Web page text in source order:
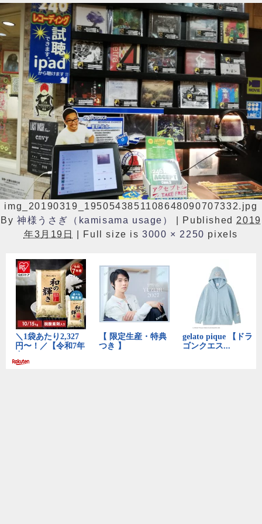
img_20190319_1950543851108648090707332.jpg
By 神様うさぎ（kamisama usage） Published 2019
年3月19日
Full size is3000 × 2250 pixels